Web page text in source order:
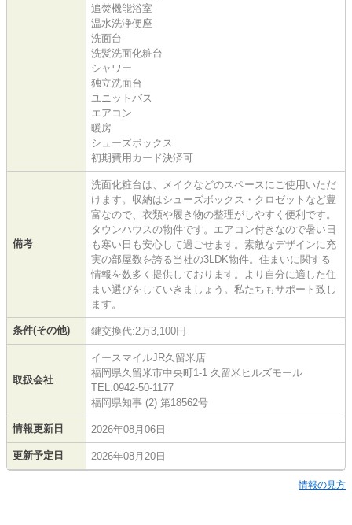
追焚機能浴室
温水洗浄便座
洗面台
洗髪洗面化粧台
シャワー
独立洗面台
ユニットバス
エアコン
暖房
シューズボックス
初期費用カード決済可
備考
洗面化粧台は、メイクなどのスペースにご使用いただ
けます。収納はシューズボックス・クロゼットなど豊
富なので、衣類や履き物の整理がしやすく便利です。
タウンハウスの物件です。エアコン付きなので暑い日
も寒い日も安心して過ごせます。素敵なデザインに充
実の部屋数を誇る当社の3LDK物件。住まいに関する
情報を数多く提供しております。より自分に適した住
まい選びをしていきましょう。私たちもサポート致し
ます。
条件(その他) 鍵交換代:2万3,100円
取扱会社
イースマイルJR久留米店
福岡県久留米市中央町1-1 久留米ヒルズモール
TEL:0942-50-1177
福岡県知事 (2) 第18562号
情報更新日 2026年08月06日
更新予定日 2026年08月20日
情報の見方